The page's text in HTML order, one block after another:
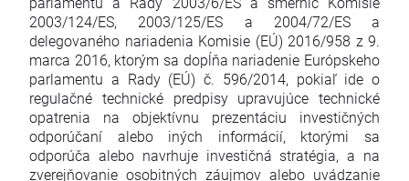
2003/124/ES, 2003/125/ES a 2004/72/ES a
delegovaného nariadenia Komisie (EÚ) 2016/958 z 9.
marca 2016, ktorým sa dopĺňa nariadenie Európskeho
parlamentu a Rady (EÚ) č. 596/2014, pokiaľ ide o
regulačné technické predpisy upravujúce technické
opatrenia na objektívnu prezentáciu investičných
odporúčaní alebo iných informácií, ktorými sa
odporúča alebo navrhuje investičná stratégia, a na
zverejňovanie osobitných záujmov alebo uvádzanie